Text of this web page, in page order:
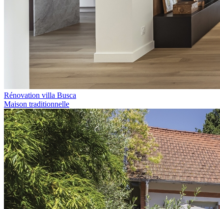
Rénovation villa Busca
Maison traditionnelle